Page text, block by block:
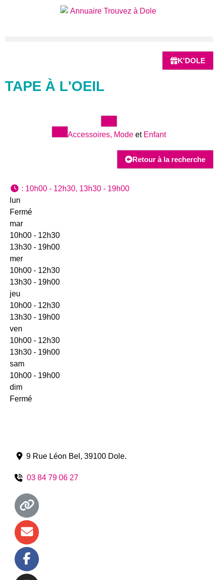
K'DOLE
TAPE À L'OEIL
Accessoires, Mode et Enfant
Retour à la recherche
: 10h00 - 12h30, 13h30 - 19h00
lun
Fermé
mar
10h00 - 12h30
13h30 - 19h00
mer
10h00 - 12h30
13h30 - 19h00
jeu
10h00 - 12h30
13h30 - 19h00
ven
10h00 - 12h30
13h30 - 19h00
sam
10h00 - 19h00
dim
Fermé
9 Rue Léon Bel , 39100 Dole.
03 84 79 06 27